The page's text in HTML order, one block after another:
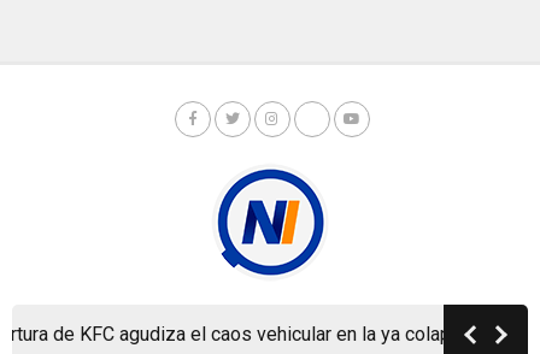
de KFC agudiza el caos vehicular en la ya colapsada